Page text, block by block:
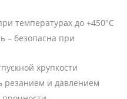
температурах до +450°C
– безопасна при
хрупкости
резанием и давлением